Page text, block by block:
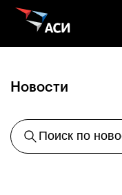
Агентство
Новости
Поиск по